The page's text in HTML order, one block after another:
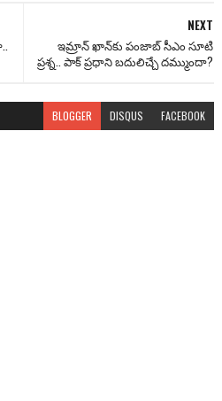
NEXT
ఇమ్రాన్ ఖాన్‌‌కు పంజాబ్ సీఎం సూటి
ప్రశ్న.. పాక్ ప్రధాని బదులిచ్చే దమ్ముందా?
BLOGGER DISQUS FACEBOOK